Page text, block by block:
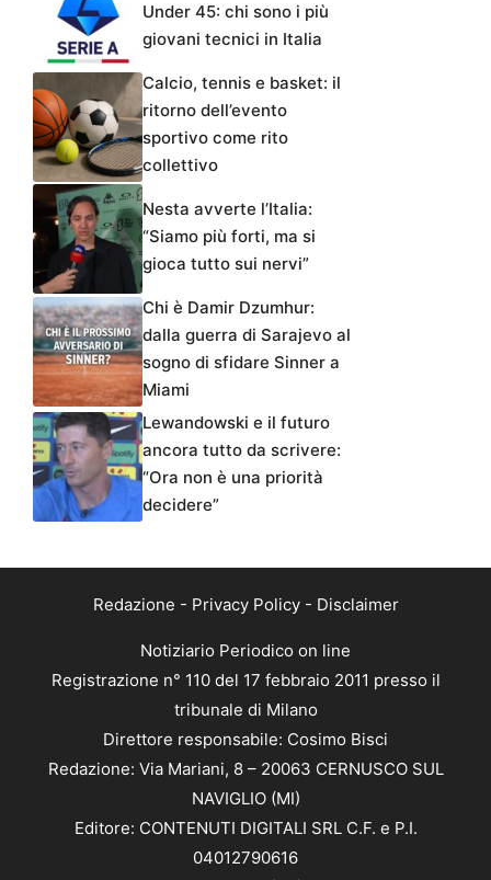
Under 45: chi sono i più
giovani tecnici in Italia
Calcio, tennis e basket: il
ritorno dell’evento
sportivo come rito
collettivo
Nesta avverte l’Italia:
“Siamo più forti, ma si
gioca tutto sui nervi”
Chi è Damir Dzumhur:
dalla guerra di Sarajevo al
sogno di sfidare Sinner a
Miami
Lewandowski e il futuro
ancora tutto da scrivere:
“Ora non è una priorità
decidere”
Redazione - Privacy Policy- Disclaimer
Notiziario Periodico on line
Registrazione n° 110 del 17 febbraio 2011 presso il
tribunale di Milano
Direttore responsabile: Cosimo Bisci
Redazione: Via Mariani, 8 – 20063 CERNUSCO SUL
NAVIGLIO (MI)
Editore: CONTENUTI DIGITALI SRL C.F. e P.I.
04012790616